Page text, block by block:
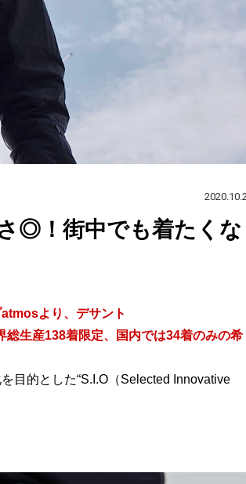
◎！街中でも着たくな
より、デサント
生産138着限定、国内では34着のみの希
目的とした“S.I.O（Selected Innovative